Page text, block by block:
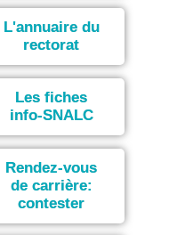
L'annuaire du
rectorat
Les fiches
info-SNALC
Rendez-vous
de carrière:
contester